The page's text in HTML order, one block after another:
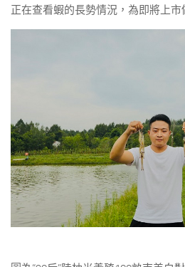
正在查看蝦的長勢情況，為即將上市